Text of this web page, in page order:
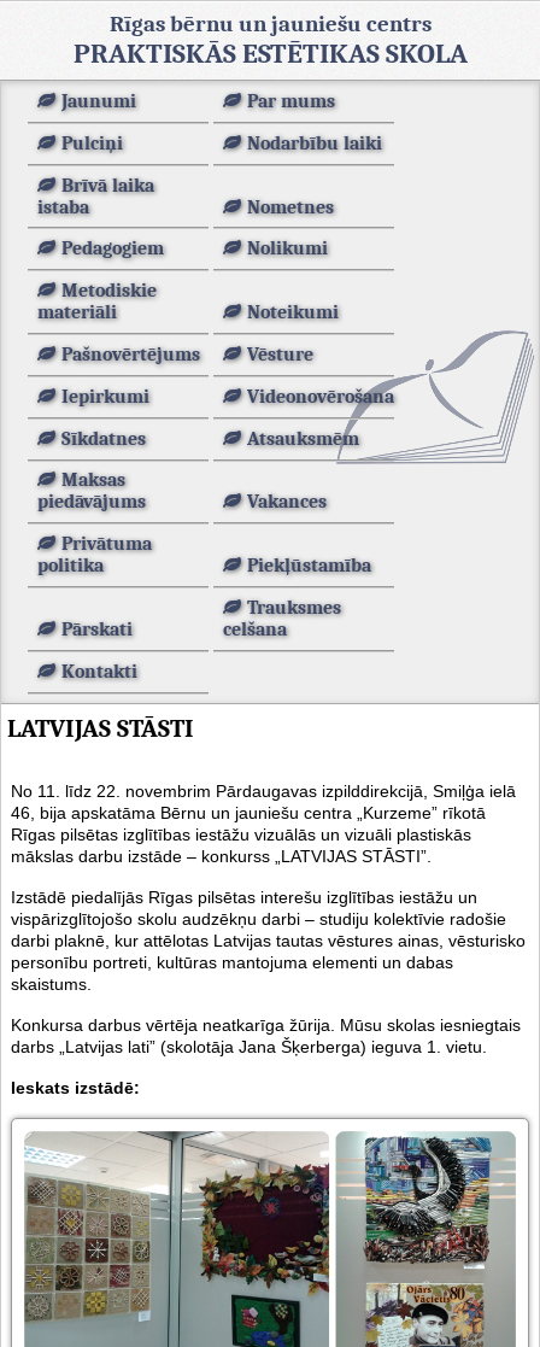
Rīgas bērnu un jauniešu centrs
PRAKTISKĀS ESTĒTIKAS SKOLA
Jaunumi
Par mums
Pulciņi
Nodarbību laiki
Brīvā laika
istaba
Nometnes
Pedagogiem
Nolikumi
Metodiskie
materiāli
Noteikumi
Pašnovērtējums
Vēsture
Iepirkumi
Videonovērošana
Sīkdatnes
Atsauksmēm
Maksas
piedāvājums
Vakances
Privātuma
politika
Piekļūstamība
Pārskati
Trauksmes
celšana
Kontakti
LATVIJAS STĀSTI
No 11. līdz 22. novembrim Pārdaugavas izpilddirekcijā, Smiļģa ielā
46, bija apskatāma Bērnu un jauniešu centra „Kurzeme” rīkotā
Rīgas pilsētas izglītības iestāžu vizuālās un vizuāli plastiskās
mākslas darbu izstāde – konkurss „LATVIJAS STĀSTI”.
Izstādē piedalījās Rīgas pilsētas interešu izglītības iestāžu un
vispārizglītojošo skolu audzēkņu darbi – studiju kolektīvie radošie
darbi plaknē, kur attēlotas Latvijas tautas vēstures ainas, vēsturisko
personību portreti, kultūras mantojuma elementi un dabas
skaistums.
Konkursa darbus vērtēja neatkarīga žūrija. Mūsu skolas iesniegtais
darbs „Latvijas lati” (skolotāja Jana Šķerberga) ieguva 1. vietu.
Ieskats izstādē: